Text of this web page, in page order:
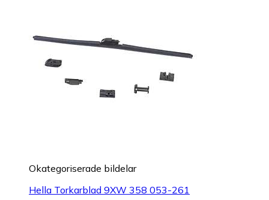
Okategoriserade bildelar
Hella Torkarblad 9XW 358 053-261